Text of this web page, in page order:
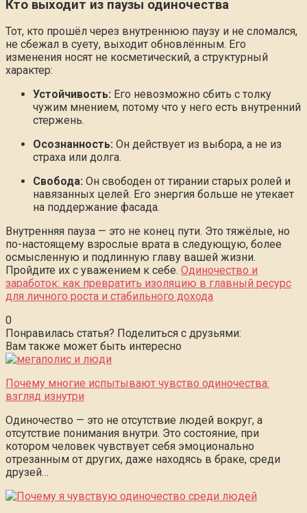
Кто выходит из паузы одиночества
Тот, кто прошёл через внутреннюю паузу и не сломался,
не сбежал в суету, выходит обновлённым. Его
изменения носят не косметический, а структурный
характер:
Устойчивость: Его невозможно сбить с толку
чужим мнением, потому что у него есть внутренний
стержень.
Осознанность: Он действует из выбора, а не из
страха или долга.
Свобода: Он свободен от тирании старых ролей и
навязанных целей. Его энергия больше не утекает
на поддержание фасада.
Внутренняя пауза — это не конец пути. Это тяжёлые, но
по-настоящему взрослые врата в следующую, более
осмысленную и подлинную главу вашей жизни.
Пройдите их с уважением к себе. Одиночество и
заработок: как превратить изоляцию в главный ресурс
для личного роста и стабильного дохода
0
Понравилась статья? Поделиться с друзьями:
Вам также может быть интересно
Почему многие испытывают чувство одиночества:
взгляд изнутри
Одиночество — это не отсутствие людей вокруг, а
отсутствие понимания внутри. Это состояние, при
котором человек чувствует себя эмоционально
отрезанным от других, даже находясь в браке, среди
друзей…